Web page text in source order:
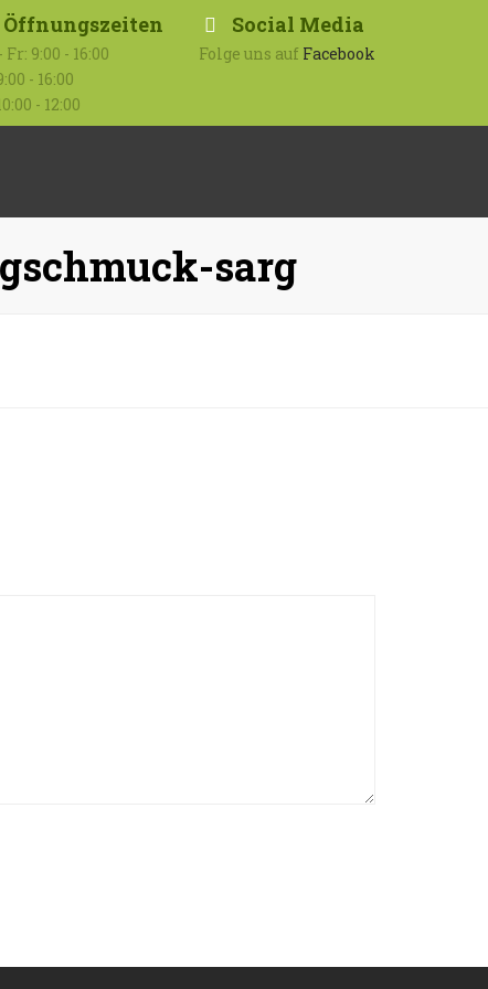
Öffnungszeiten
Fr: 9:00 - 16:00
- 16:00
- 12:00
Social Media
Folge uns auf Facebook
sarg